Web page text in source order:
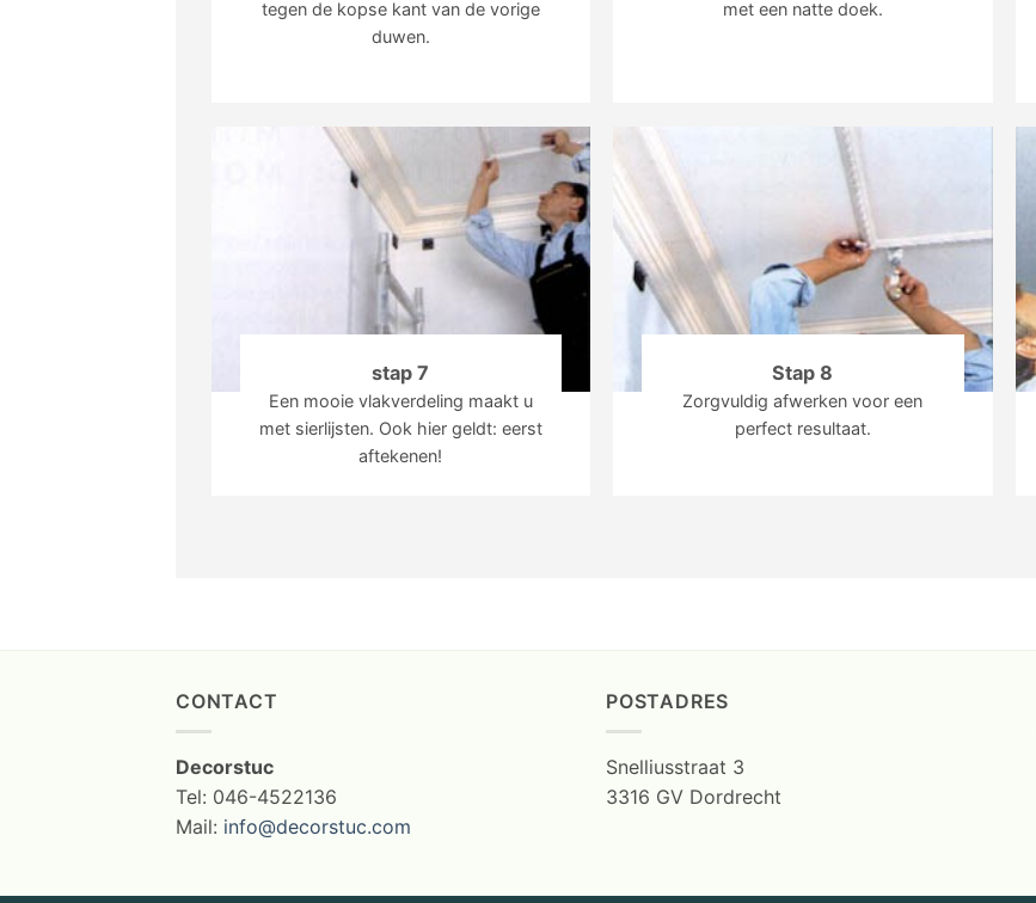
tegen de kopse kant van de vorige
duwen.
met een natte doek.
stap 7
Een mooie vlakverdeling maakt u
met sierlijsten. Ook hier geldt: eerst
aftekenen!
Stap 8
Zorgvuldig afwerken voor een
perfect resultaat.
CONTACT
Decorstuc
Tel: 046-4522136
Mail: info@decorstuc.com
POSTADRES
Snelliusstraat 3
3316 GV Dordrecht